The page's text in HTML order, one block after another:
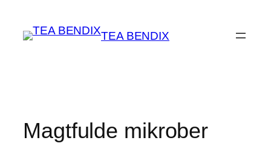
indhold
TEA BENDIX
Magtfulde mikrober